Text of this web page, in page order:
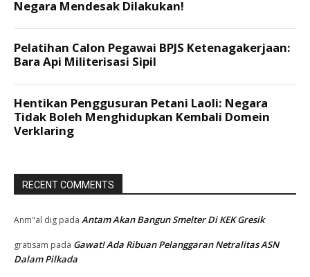
RECENT COMMENTS
Anm"al dig pada Antam Akan Bangun Smelter Di KEK Gresik
gratisam pada Gawat! Ada Ribuan Pelanggaran Netralitas ASN
Dalam Pilkada